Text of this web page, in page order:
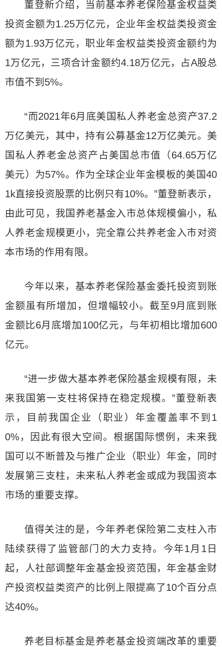
董登新介绍，当前基本养老保险基金权益类
投资金额为1.25万亿元，企业年金权益类投资金
额为1.93万亿元，职业年金权益类投资金额约为
1万亿元，三项合计金额约4.18万亿元，占A股总
市值不到5%。
“而2021年6月底美国私人养老金总资产37.2
万亿美元，其中，持有公募基金12万亿美元。美
国私人养老金总资产占美国总市值（64.65万亿
美元）为57%。作为全球企业年金模板的美国40
1k直接投资股票的比例只有10%。”董登新表示，
由此可见，我国养老基金入市总体规模偏小，私
人养老金规模更小，完全靠公共养老金入市对资
本市场的作用有限。
今年以来，基本养老保险基金委托投资到账
金额虽有所增加，但增幅较小。截至9月底到账
金额比6月底增加100亿元，与年初相比增加600
亿元。
“进一步做大基本养老保险基金规模有限，未
来我国第一支柱将保持在稳定规模。”董登新表
示，目前我国企业（职业）年金覆盖率不到1
0%，因此有很大空间。根据国际惯例，未来我
国可以不断普及与推广企业（职业）年金，同时
发展第三支柱，未来私人养老金或成为我国资本
市场的重要支撑。
值得关注的是，今年养老保险第二支柱入市
陆续获得了监管部门的大力支持。今年1月1日
起，人社部调整年金基金投资范围，年金基金财
产投资权益类资产的比例上限提高了10个百分点
达40%。
养老目标基金是养老基金投资端改革的重要